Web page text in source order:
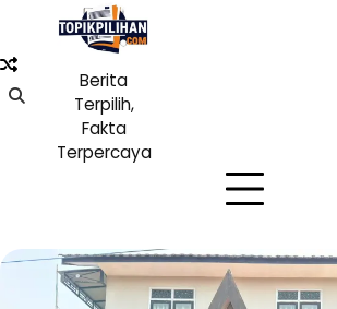
content
Berita
Terpilih,
Fakta
Terpercaya